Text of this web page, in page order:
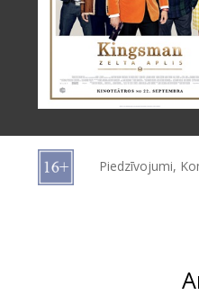
Pasākumi
kartes
Piedzīvojumi,